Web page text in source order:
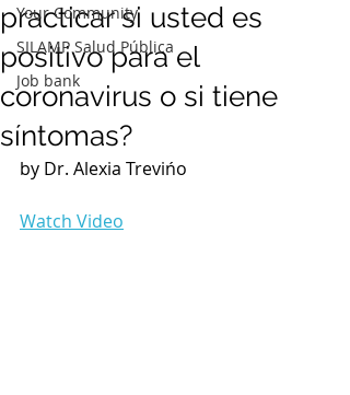
Your Community
SILAMP Salud Pública
Job bank
practicar si usted es
positivo para el
coronavirus o si tiene
síntomas?
by Dr. Alexia Trevińo
Watch Video